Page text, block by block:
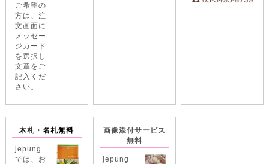
ご希望の
方は、注
文画面に
メッセー
ジカード
を選択し
文章をご
記入くだ
さい。
木札・名札無料
jepung
では、お
画像添付サービス
無料
jepung